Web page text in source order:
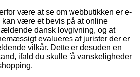
være at se om webbutikken er e-
være et bevis på at online
dansk lovgivning, og at
evalueres af jurister der er
vilkår. Dette er desuden en
ifald du skulle få vanskeligheder